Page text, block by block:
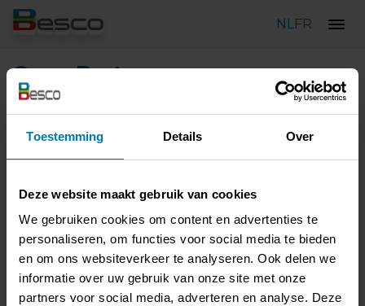
Toestemming Details Over
Deze website maakt gebruik van cookies
We gebruiken cookies om content en advertenties te
personaliseren, om functies voor social media te bieden
en om ons websiteverkeer te analyseren. Ook delen we
informatie over uw gebruik van onze site met onze
partners voor social media, adverteren en analyse. Deze
NLFR
Onze Partners
Software & hardwarepartners